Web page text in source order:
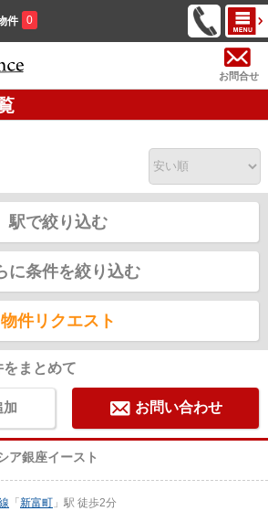
件 0
お問合せ
駅で絞り込む
に条件を絞り込む
物件リクエスト
まとめて
加 お問い合わせ
ア銀座イースト
「 新富町 」駅 徒歩2分